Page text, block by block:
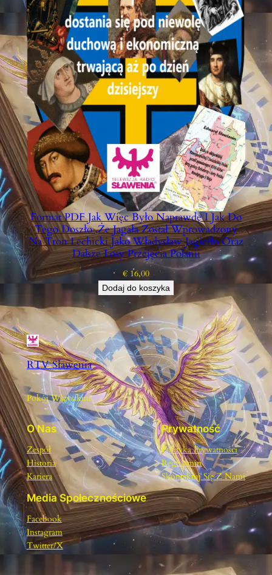
Format PDF Jak Więc Było Naprawdę I Jak Do
Tego Doszło ,że Jagała Został Wprowadzony
Na Tron Lechicki Jako Władysław Jagiełło Oraz
Dalsze Losy Przejęcia Polanii
€ 16,00
Dodaj do koszyka
RTV Sławenia
Pokój Wszystkim
O Nas
Zespół
Historia
Kariera
Prywatność
Polityka Prywatności
Regulamin
Skontaktuj Się Z Nami
Media Społecznościowe
Facebook
Instagram
Twitter/X